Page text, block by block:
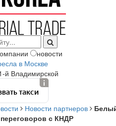
новости
в Москве
й Владимирской
такси
Новости партнеров
с КНДР